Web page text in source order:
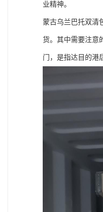
业精神。
蒙古乌兰巴托双清
货。其中需要注意
门，是指达目的港